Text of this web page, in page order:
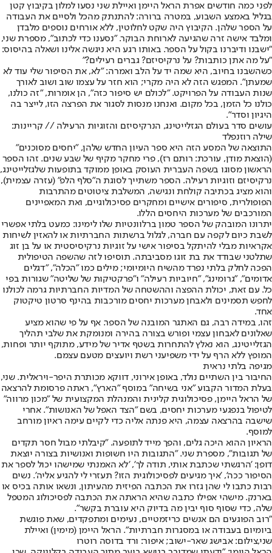
לפני כמה חודשים אפרת הראל היימן ואיילת שני נסעו למלון בקיבוץ קטן
בגליל באמצע השבוע, במטרה ברורה: להתנתק מהכל ולסיים את העבודה
על הספר שלהן. הקיבוץ היה שקט לחלוטין, ללא אורחים נוספים מלבדן
ומלבד אישה זרה שהגיעה לארוחת הבוקר. "נסענו כדי לכתוב", מספרת שני,
"ישבנו ודיברנו בקול על הספר. באותו רגע היא ניגשה אלינו ושאלה בהיסוס:
"על מה אתן כותבות? על נרקיסיזם? גברים רעילים?"
כשהשבנו בחיוב, היא שמה יד על הלב ואמרה: "לא, את הסיפור שלי עוד לא
שמעתן". המפגש הזה לא היה מקרי; הוא חזר על עצמו שוב ושוב לאורך
שנות העבודה על הפרויקט. "לכולם יש סיפור כזה", הן אומרות, "זה כולנו,
כולנו כל הזמן, בכל מקום. ואנחנו מנסות לסגור את הפרצה הזו, לייצר בה
היגיון וסדר".
עושים סדר בעולם הגזלייטינג, הנרקיסיזם והזוגיות הרעילה // קריינות:
שילה רוזנפלד
התוצאה של המסע הזה היא ספר העיון החדש שלהן, "יחסים מסוכנים"
(הוצאת מודן, עורכת: רותם רז), פרי מחקר מקיף של שבע שנים. זהו הספר
הראשון מסוגו בשפה העברית העוסק באופן ממוקד בתופעות שלגזלייטינג,
נרקיסיזם וזוגיות רעילה. הספר משתייך לסוגת ה"סלף הלפ" (עזרה עצמית),
והוא מציג בכתיבה קולחת ונגישה, המשלבת ציטוטים מהתרבות
הפופולרית, סיפורים אישיים ומחקרים פסיכולוגיים, ואת המאפיינים
המורכבים של מערכות היחסים הללו.
יתרונו המובהק של הספר טמון ברלוונטיות שלו לימינו: כמעט בלתי אפשרי
לשבת כיום לקפה עם חברה, לגלול ברשתות החברתיות או להאזין לשיחות
אקראיות מבלי להיתקל בסיפור אישי על זוגיות נרקיסיסטית או על בן זוג
שתלטני שבודד את בת זוגו מסביבתה. תוסיפו לזה שהשפה הטיפולית
הפכה לחלק בלתי נפרד מהשיח היומיומי; מילים כמו "הכלה", "דגלים
אדומים", "גרומינג", "חיוביות רעילה" ו"פרקטיקות של שליטה" שגורות בפי
כל. עם זאת, יכולת ההפצה וההשטחה של המדיות החברתיות גרמה לכולנו
לחפש תסמינים ולאבחן מערכות יחסים מורכבות בהינף סרטון טיקטוק
אחד.
זהו, במידה רבה, גם האתגר המובנה של הספר. אף על פי שהוא מציע
שאלונים לאבחון עצמי ופורש בצורה בהירה ומנומקת את שלבי תהליך
הגזלייטינג, הוא נאלץ להתחרות בשטף אדיר של מידע, מתוקף יותר ופחות,
המופץ ללא הרף על ידי משפיעני רשת ויועצים מטעם עצמם.
מגיפה בלתי נראית
החיבור בין השתיים נולד, באופן אירוני, דווקא מכותרת היפר-ויראלית. שני,
בעלת המדור הקבוע ״אני בשיחה" במוסף "הארץ", ראתה פרסומת להרצאה
של הראל היימן, פסיכולוגית קלינית והמנהלת המקצועית של "מכון מרווה"
לטיפול בנפגעי מערכות יחסים, בשם "הצד האפל של האנושות". אחרי
שישבה בהרצאה עצמה, היא פנתה אליה כדי לקיים עימה ראיון מורחב
למוסף.
הראיון ההוא היכה גלים, והפך מייד לתופעה. "קיבלתי מבול חסר תקדים
של תגובות", מספרת שני. "התגובות היו חשופות ואנושיות בצורה יוצאת
דופן: 'הרגשתי שכתבת אותי, תודה לך', 'לא האמנתי שמישהו יכול לספר את
הסיפור ככה', 'איך מגיעים לפסיכולוגית הזו? תעזרי לי להגיע אליה'. נשים
רבות כתבו לי שהן גזרו את הכתבה הפיזית מהעיתון, ונשאו אותה בכיס או
בארנק. מישהי אפילו כתבה שהיא הראתה את הכתבה לפסיכולוג המטפל
שלה, כדי שסוף סוף יבין מה בדיוק היא עוברת בקשר".
"רוב הפוגעים הם אנשים כריזמטיים, נעימים ומתפקדים, שאת פוגשת
ביומיום בעבודה או במסגרות חברתיות". הראל היימן (מימין) ואיילת
שני,צילום: אבישג שאר-ישוב; איפור: ורד בדוסה רוטרו